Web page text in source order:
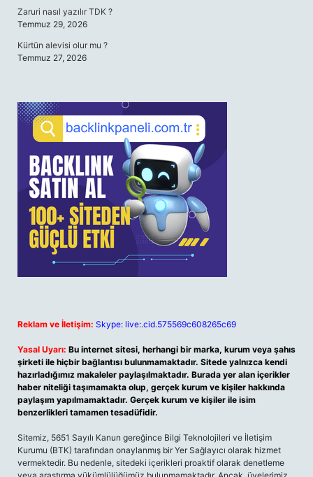
Zaruri nasıl yazılır TDK ?
Temmuz 29, 2026
Kürtün alevisi olur mu ?
Temmuz 27, 2026
Reklam ve İletişim: Skype: live:.cid.575569c608265c69
Yasal Uyarı: Bu internet sitesi, herhangi bir marka, kurum veya şahıs
şirketi ile hiçbir bağlantısı bulunmamaktadır. Sitede yalnızca kendi
hazırladığımız makaleler paylaşılmaktadır. Burada yer alan içerikler
haber niteliği taşımamakta olup, gerçek kurum ve kişiler hakkında
paylaşım yapılmamaktadır. Gerçek kurum ve kişiler ile isim
benzerlikleri tamamen tesadüfidir.
Sitemiz, 5651 Sayılı Kanun gereğince Bilgi Teknolojileri ve İletişim
Kurumu (BTK) tarafından onaylanmış bir Yer Sağlayıcı olarak hizmet
vermektedir. Bu nedenle, sitedeki içerikleri proaktif olarak denetleme